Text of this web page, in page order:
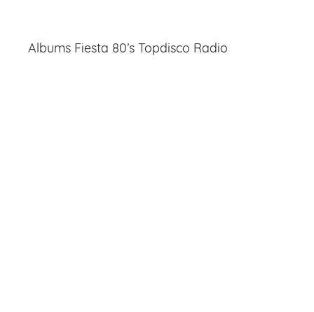
Albums Fiesta 80’s Topdisco Radio